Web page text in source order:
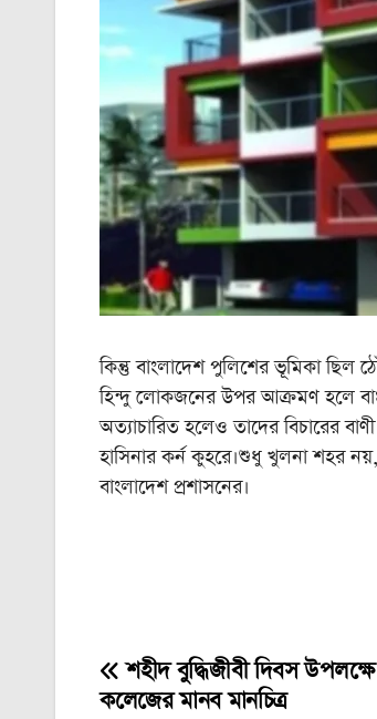
কিন্তু বাংলাদেশ পুলিশের ভূমিকা ছিল
হিন্দু লোকজনের উপর আক্রমণ হলে
অত্যাচারিত হলেও তাদের বিচারের
হাসিনার কর্ন কুহরে।শুধু খুলনা শহর
বাংলাদেশ প্রশাসনের।
Post
শহীদ বুদ্ধিজীবী দিবস
কলেজের মানব মানচিত্র